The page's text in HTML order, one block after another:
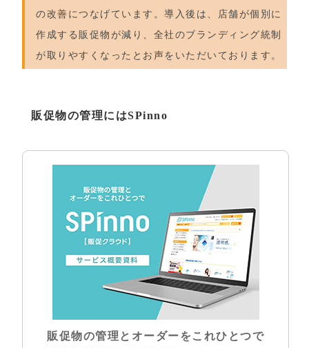
の改善につなげています。導入後は、店舗が個別に
作成する販促物が減り、全社のブランディング統制
が取りやすくなったとお声をいただいております。
販促物の管理にはSPinno
販促物の管理とオーダーをこれひとつで